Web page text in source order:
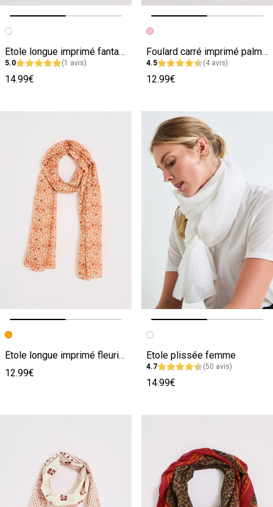
Image précédente
Image suivante
Etole longue imprimé fantaisie femme
5.0 (1 avis)
14.99€
Image précédente
Image suivante
Foulard carré imprimé palmiers femme
4.5 (4 avis)
12.99€
Image précédente
Image suivante
Etole longue imprimé fleuri femme
12.99€
Image précédente
Image suivante
Etole plissée femme
4.7 (50 avis)
14.99€